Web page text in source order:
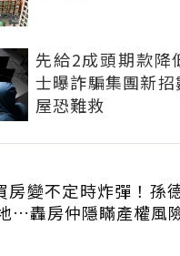
先給2成頭期款降
士曝詐騙集團新
屋恐難救
房變不定時炸彈！孫
…轟房仲隱瞞產權風